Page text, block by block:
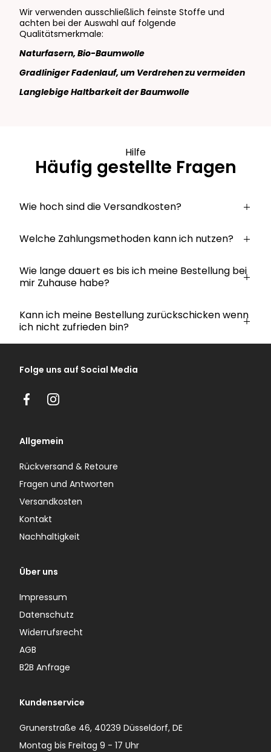
Wir verwenden ausschließlich feinste Stoffe und
achten bei der Auswahl auf folgende
Qualitätsmerkmale:
Naturfasern, Bio-Baumwolle
Gradliniger Fadenlauf, um Verdrehen zu vermeiden
Langlebige Haltbarkeit der Baumwolle
Hilfe
Häufig gestellte Fragen
Wie hoch sind die Versandkosten?
Welche Zahlungsmethoden kann ich nutzen?
Wie lange dauert es bis ich meine Bestellung bei
mir Zuhause habe?
Kann ich meine Bestellung zurückschicken wenn
ich nicht zufrieden bin?
Folge uns auf Social Media
FacebookInstagram
Allgemein
Rückversand & Retoure
Fragen und Antworten
Versandkosten
Kontakt
Nachhaltigkeit
Über uns
Impressum
Datenschutz
Widerrufsrecht
AGB
B2B Anfrage
Kundenservice
Grunerstraße 46, 40239 Düsseldorf, DE
Montag bis Freitag 9 - 17 Uhr